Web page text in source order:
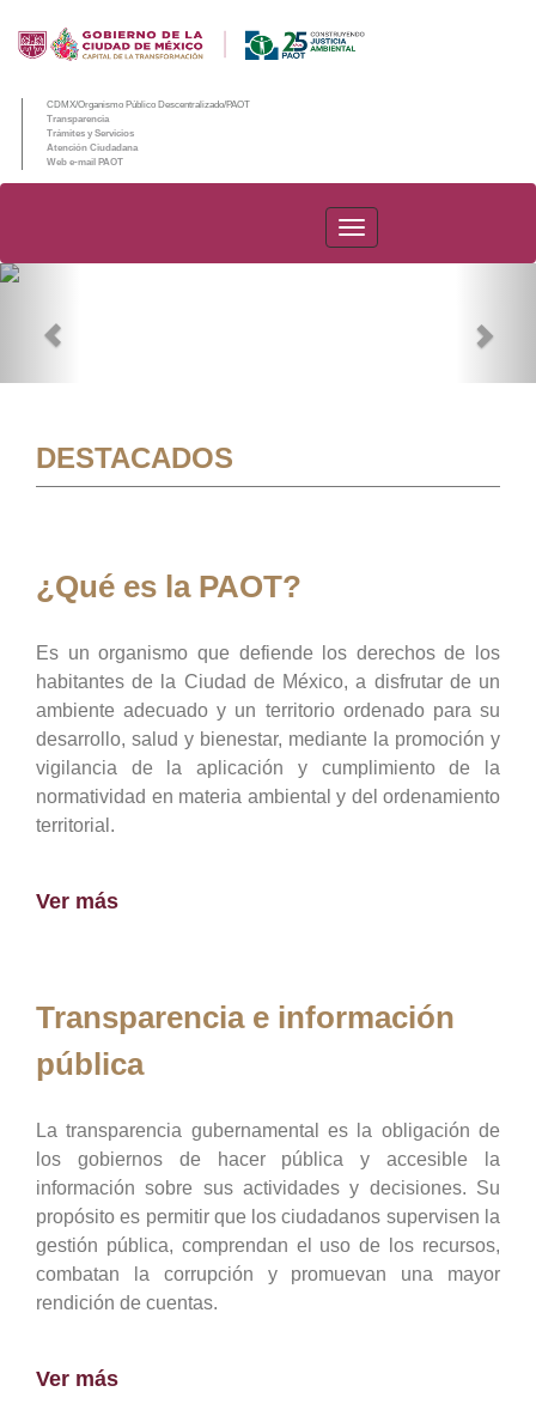
CDMX/Organismo Público Descentralizado/PAOT
Transparencia
Trámites y Servicios
Atención Ciudadana
Web e-mail PAOT
PAOT
DESTACADOS
¿Qué es la PAOT?
Es un organismo que defiende los derechos de los
habitantes de la Ciudad de México, a disfrutar de un
ambiente adecuado y un territorio ordenado para su
desarrollo, salud y bienestar, mediante la promoción y
vigilancia de la aplicación y cumplimiento de la
normatividad en materia ambiental y del ordenamiento
territorial.
Ver más
Transparencia e información
pública
La transparencia gubernamental es la obligación de
los gobiernos de hacer pública y accesible la
información sobre sus actividades y decisiones. Su
propósito es permitir que los ciudadanos supervisen la
gestión pública, comprendan el uso de los recursos,
combatan la corrupción y promuevan una mayor
rendición de cuentas.
Ver más